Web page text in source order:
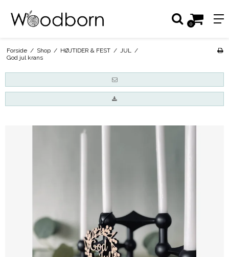
0
Forside / Shop / HØJTIDER & FEST / JUL /
God jul krans